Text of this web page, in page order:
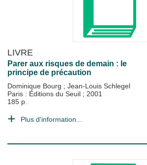
LIVRE
Parer aux risques de demain : le
principe de précaution
Dominique Bourg ; Jean-Louis Schlegel
Paris : Éditions du Seuil ; 2001
185 p.
Plus d'information...